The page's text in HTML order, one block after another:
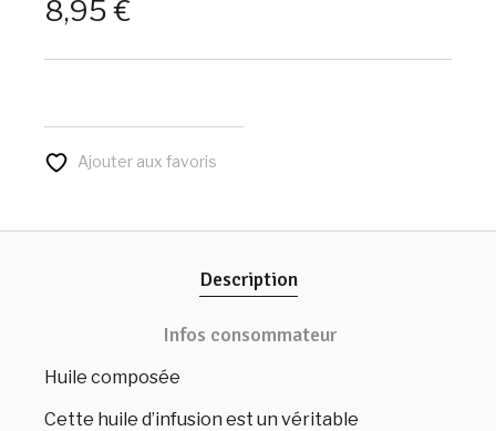
8,95 €
Ajouter aux favoris
Description
Infos consommateur
Huile composée
Cette huile d’infusion est un véritable